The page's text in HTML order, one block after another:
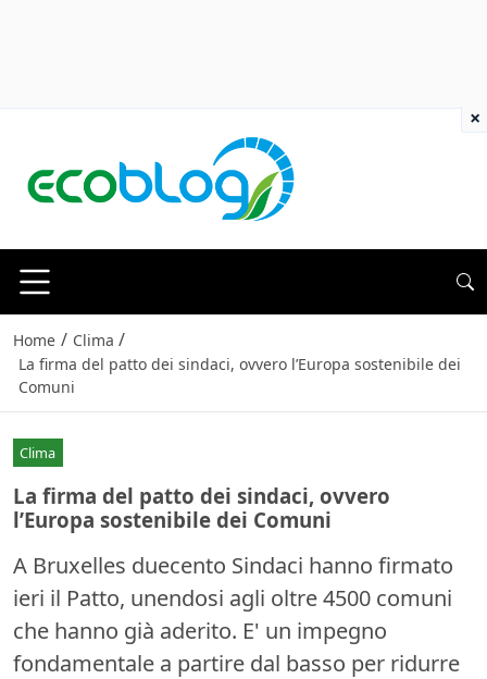
Home / Clima /
La firma del patto dei sindaci, ovvero l’Europa sostenibile dei
Comuni
Clima
La firma del patto dei sindaci, ovvero
l’Europa sostenibile dei Comuni
A Bruxelles duecento Sindaci hanno firmato
ieri il Patto, unendosi agli oltre 4500 comuni
che hanno già aderito. E' un impegno
fondamentale a partire dal basso per ridurre
×